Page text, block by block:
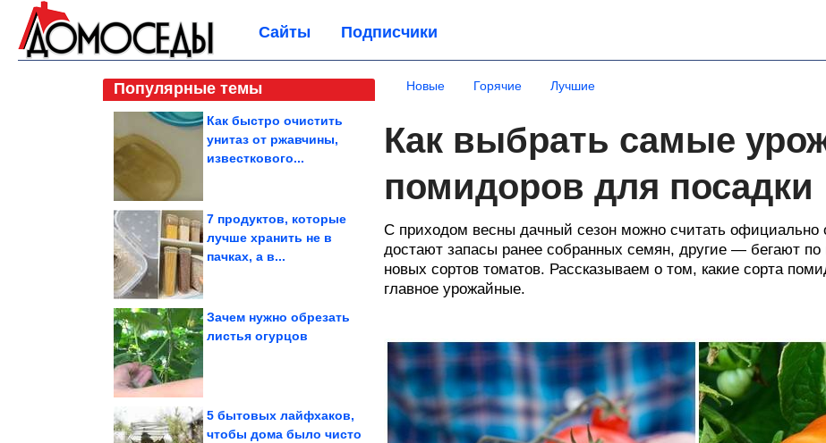
Сайты Подписчики
Популярные темы
Как быстро очистить
унитаз от ржавчины,
известкового...
7 продуктов, которые
лучше хранить не в
пачках, а в...
Зачем нужно обрезать
листья огурцов
5 бытовых лайфхаков,
чтобы дома было чисто
Новые Горячие Лучшие
Как выбрать самые
помидоров для посадки
С приходом весны дачный сезон можно считать официально
достают запасы ранее собранных семян, другие — бегают
новых сортов томатов. Рассказываем о том, какие сорта
главное урожайные.